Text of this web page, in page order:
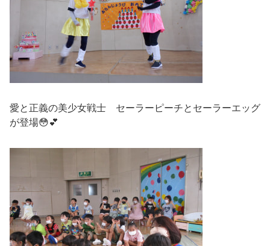
愛と正義の美少女戦士 セーラーピーチとセーラーエッグ
が登場😳💕